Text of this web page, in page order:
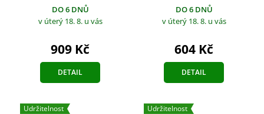
DO 6 DNŮ
v úterý 18. 8. u vás
909 Kč
DETAIL
DO 6 DNŮ
v úterý 18. 8. u vás
604 Kč
DETAIL
Udržitelnost
Udržitelnost